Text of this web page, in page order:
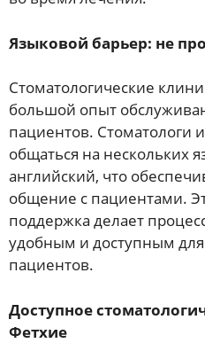
Языковой барьер: не
Стоматологические
большой опыт
пациентов. Стоматологи
общаться на нескольких
английский, что
общение с пациентами.
поддержка делает
удобным и доступным
пациентов.
Доступное
Фетхие